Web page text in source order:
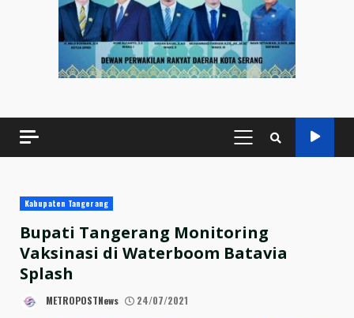
PRIMARY
MENU
Kabupaten Tangerang
Bupati Tangerang Monitoring
Vaksinasi di Waterboom Batavia
Splash
METROPOSTNews 24/07/2021